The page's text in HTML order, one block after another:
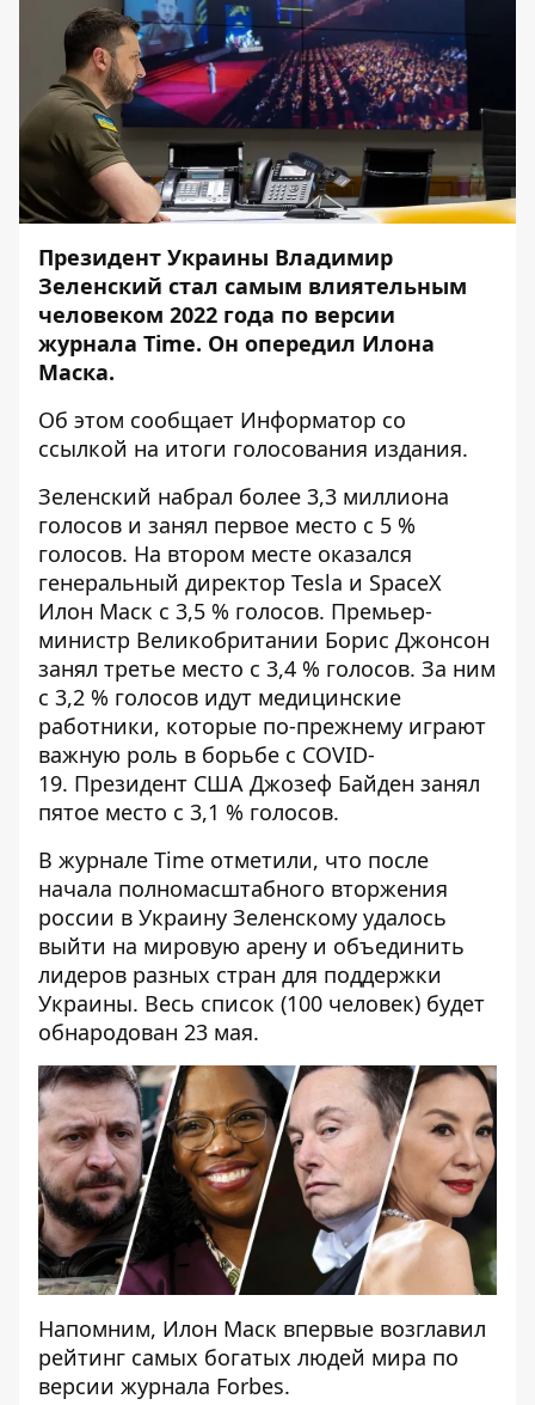
Президент Украины Владимир
Зеленский стал самым влиятельным
человеком 2022 года по версии
журнала Time. Он опередил Илона
Маска.
Об этом сообщает Информатор со
ссылкой на итоги голосования издания.
Зеленский набрал более 3,3 миллиона
голосов и занял первое место с 5 %
голосов. На втором месте оказался
генеральный директор Tesla и SpaceX
Илон Маск с 3,5 % голосов. Премьер-
министр Великобритании Борис Джонсон
занял третье место с 3,4 % голосов. За ним
с 3,2 % голосов идут медицинские
работники, которые по-прежнему играют
важную роль в борьбе с COVID-
19. Президент США Джозеф Байден занял
пятое место с 3,1 % голосов.
В журнале Time отметили, что после
начала полномасштабного вторжения
россии в Украину Зеленскому удалось
выйти на мировую арену и объединить
лидеров разных стран для поддержки
Украины. Весь список (100 человек) будет
обнародован 23 мая.
Напомним, Илон Маск впервые возглавил
рейтинг самых богатых людей мира по
версии журнала Forbes.